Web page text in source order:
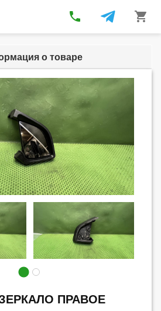
phone shopping_cart
о товаре
ПРАВОЕ